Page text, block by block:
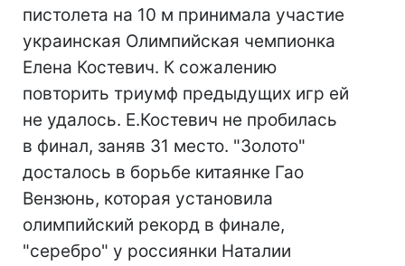
пистолета на 10 м принимала участие
украинская Олимпийская чемпионка
Елена Костевич. К сожалению
повторить триумф предыдущих игр ей
не удалось. Е.Костевич не пробилась
в финал, заняв 31 место. "Золото"
досталось в борьбе китаянке Гао
Вензюнь, которая установила
олимпийский рекорд в финале,
"серебро" у россиянки Наталии